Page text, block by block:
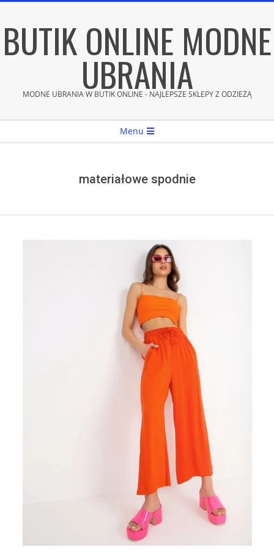
content
BUTIK ONLINE MODNE
UBRANIA
MODNE UBRANIA W BUTIK ONLINE - NAJLEPSZE SKLEPY Z ODZIEŻĄ
Menu
materiałowe spodnie